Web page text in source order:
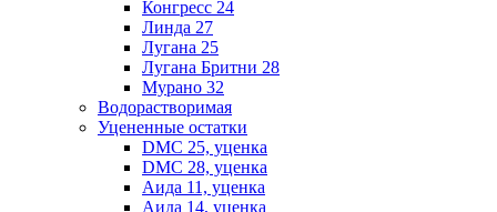
Конгресс 24
Линда 27
Лугана 25
Лугана Бритни 28
Мурано 32
Водорастворимая
Уцененные остатки
DMC 25, уценка
DMC 28, уценка
Аида 11, уценка
Аида 14, уценка